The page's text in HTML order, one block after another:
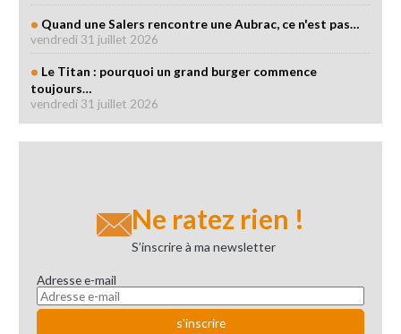
Quand une Salers rencontre une Aubrac, ce n'est pas…
vendredi 31 juillet 2026
Le Titan : pourquoi un grand burger commence
toujours…
vendredi 31 juillet 2026
Ne ratez rien !
S’inscrire à ma newsletter
Adresse e-mail